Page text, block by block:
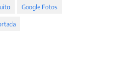
Google Fotos